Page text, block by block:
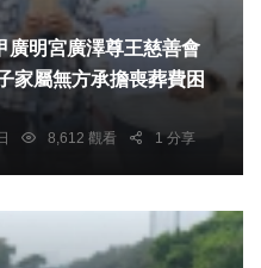
廣明宮廣澤尊王慈善會
8,612 觀看 1 分享